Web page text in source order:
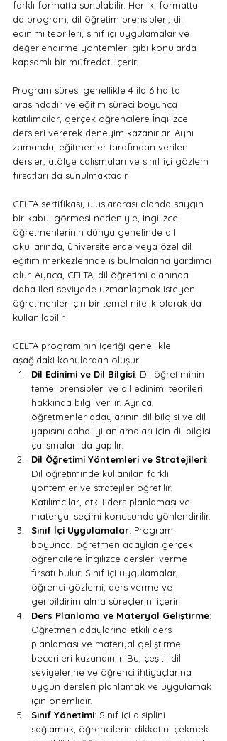
farklı formatta sunulabilir. Her iki formatta
da program, dil öğretim prensipleri, dil
edinimi teorileri, sınıf içi uygulamalar ve
değerlendirme yöntemleri gibi konularda
kapsamlı bir müfredatı içerir.
Program süresi genellikle 4 ila 6 hafta
arasındadır ve eğitim süreci boyunca
katılımcılar, gerçek öğrencilere İngilizce
dersleri vererek deneyim kazanırlar. Aynı
zamanda, eğitmenler tarafından verilen
dersler, atölye çalışmaları ve sınıf içi gözlem
fırsatları da sunulmaktadır.
CELTA sertifikası, uluslararası alanda saygın
bir kabul görmesi nedeniyle, İngilizce
öğretmenlerinin dünya genelinde dil
okullarında, üniversitelerde veya özel dil
eğitim merkezlerinde iş bulmalarına yardımcı
olur. Ayrıca, CELTA, dil öğretimi alanında
daha ileri seviyede uzmanlaşmak isteyen
öğretmenler için bir temel nitelik olarak da
kullanılabilir.
CELTA programının içeriği genellikle
aşağıdaki konulardan oluşur:
Dil Edinimi ve Dil Bilgisi: Dil öğretiminin
temel prensipleri ve dil edinimi teorileri
hakkında bilgi verilir. Ayrıca,
öğretmenler adaylarının dil bilgisi ve dil
yapısını daha iyi anlamaları için dil bilgisi
çalışmaları da yapılır.
Dil Öğretimi Yöntemleri ve Stratejileri:
Dil öğretiminde kullanılan farklı
yöntemler ve stratejiler öğretilir.
Katılımcılar, etkili ders planlaması ve
materyal seçimi konusunda yönlendirilir.
Sınıf İçi Uygulamalar: Program
boyunca, öğretmen adayları gerçek
öğrencilere İngilizce dersleri verme
fırsatı bulur. Sınıf içi uygulamalar,
öğrenci gözlemi, ders verme ve
geribildirim alma süreçlerini içerir.
Ders Planlama ve Materyal Geliştirme:
Öğretmen adaylarına etkili ders
planlaması ve materyal geliştirme
becerileri kazandırılır. Bu, çeşitli dil
seviyelerine ve öğrenci ihtiyaçlarına
uygun dersleri planlamak ve uygulamak
için önemlidir.
Sınıf Yönetimi: Sınıf içi disiplini
sağlamak, öğrencilerin dikkatini çekmek